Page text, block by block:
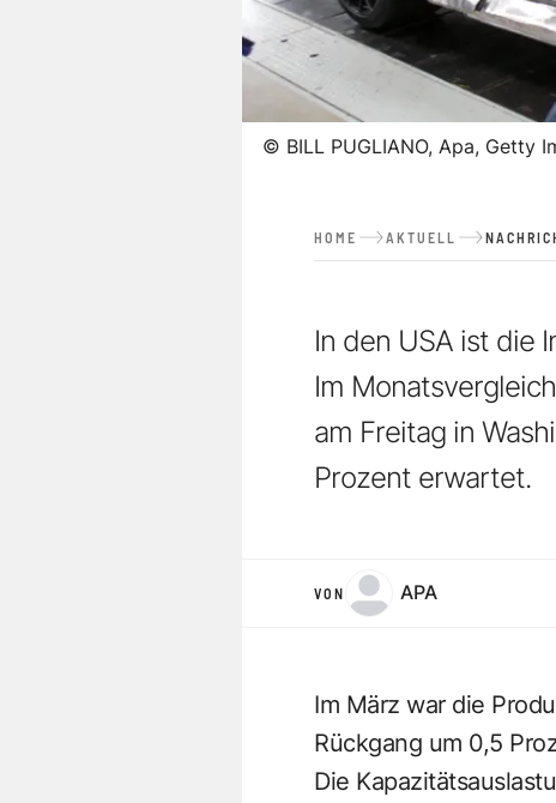
© BILL PUGLIANO, Apa, Getty
HOME AKTUELL
In den USA ist die
Im
am Freitag in
Prozent erwartet.
VON APA
Im März war die
Rückgang um 0,5
Die